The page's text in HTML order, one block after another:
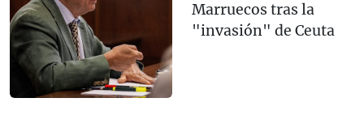
Marruecos tras la
"invasión" de Ceuta